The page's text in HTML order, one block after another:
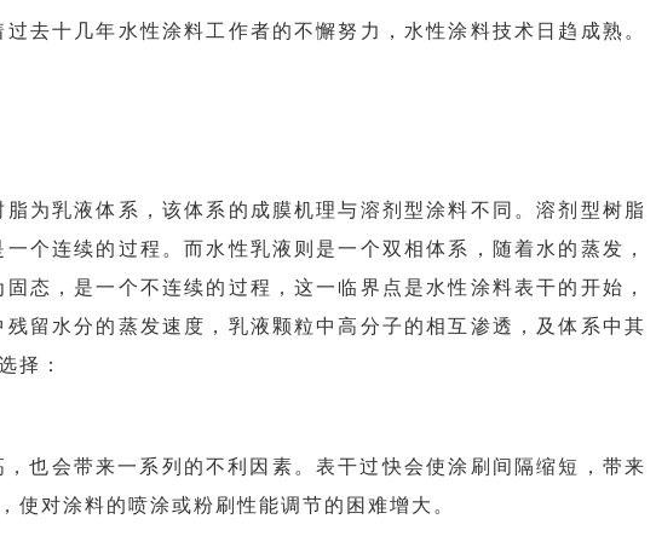
去十几年水性涂料工作者的不懈努力，水性涂料技术日趋成熟。
为乳液体系，该体系的成膜机理与溶剂型涂料不同。溶剂型树脂
个连续的过程。而水性乳液则是一个双相体系，随着水的蒸发，
态，是一个不连续的过程，这一临界点是水性涂料表干的开始，
留水分的蒸发速度，乳液颗粒中高分子的相互渗透，及体系中其
择：
也会带来一系列的不利因素。表干过快会使涂刷间隔缩短，带来
对涂料的喷涂或粉刷性能调节的困难增大。